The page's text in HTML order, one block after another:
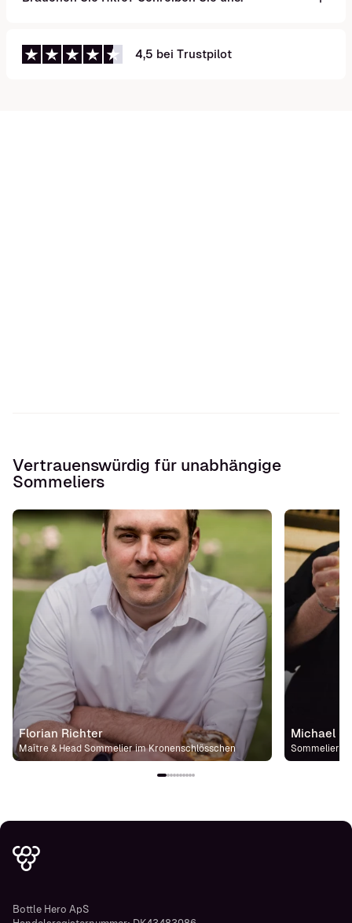
4,5 bei Trustpilot
Vertrauenswürdig für unabhängige
Sommeliers
Florian Richter
Maître & Head Sommelier im Kronenschlösschen
Michael
Sommelier
Bottle Hero ApS